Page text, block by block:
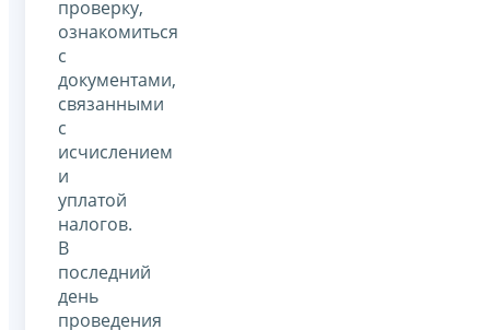
проверку,
ознакомиться
с
документами,
связанными
с
исчислением
и
уплатой
налогов.
В
последний
день
проведения